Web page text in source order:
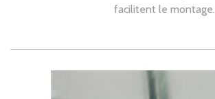
facilitent le montage.